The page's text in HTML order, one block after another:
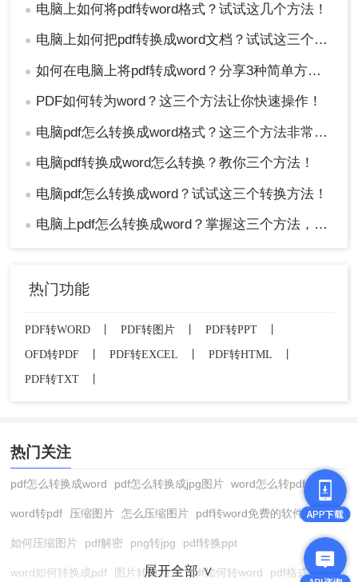
● 电脑上如何将pdf转word格式？试试这几个方法！
● 电脑上如何把pdf转换成word文档？试试这三个实用方法！
● 如何在电脑上将pdf转成word？分享3种简单方法~！
● PDF如何转为word？这三个方法让你快速操作！
● 电脑pdf怎么转换成word格式？这三个方法非常实用！
● 电脑pdf转换成word怎么转换？教你三个方法！
● 电脑pdf怎么转换成word？试试这三个转换方法！
● 电脑上pdf怎么转换成word？掌握这三个方法，让文件转换变得轻松！
热门功能
PDF转WORD PDF转图片 PDF转PPT
OFD转PDF
PDF转EXCEL PDF转HTML
PDF转TXT
热门关注
pdf怎么转换成word pdf怎么转换成jpg图片 word怎么转pdf
word转pdf 压缩图片 怎么压缩图片 pdf转word免费的软件
如何压缩图片 pdf解密 png转jpg pdf转换ppt
word如何转换成pdf 图片转换格式 pdf如何转word pdf格式转换
展开全部 ∨